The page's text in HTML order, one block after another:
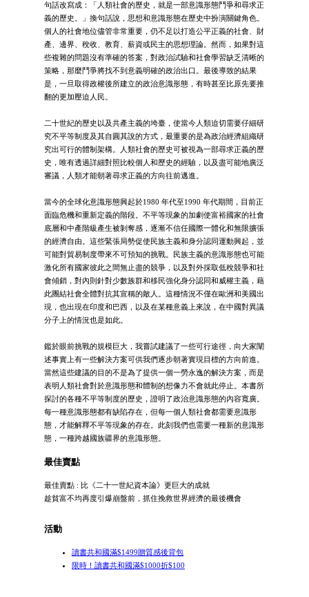
句話改寫成：「人類社會的歷史，就是一部意識形態鬥爭和尋求正
義的歷史。」換句話說，思想和意識形態在歷史中扮演關鍵角色。
個人的社會地位儘管非常重要，仍不足以打造公平正義的社會、財
產、邊界、稅收、教育、薪資或民主的思想理論。然而，如果對這
些複雜的問題沒有準確的答案，對政治試驗和社會學習缺乏清晰的
策略，那麼鬥爭將找不到意義明確的政治出口。最後導致的結果
是，一旦取得政權後所建立的政治意識形態，有時甚至比原先要推
翻的更加壓迫人民。
二十世紀的歷史以及共產主義的垮臺，使當今人類迫切需要仔細研
究不平等制度及其自圓其說的方式，最重要的是為政治經濟組織研
究出可行的體制架構。人類社會的歷史可被視為一部尋求正義的歷
史，唯有透過詳細對照比較個人和歷史的經驗，以及盡可能地廣泛
審議，人類才能朝著尋求正義的方向往前邁進。
當今的全球化意識形態興起於1980 年代至1990 年代期間，目前正
面臨危機和重新定義的階段。不平等現象的加劇使富裕國家的社會
底層和中產階級產生被剝奪感，逐漸不信任國際一體化和無限擴張
的經濟自由。這些緊張局勢促使民族主義和身分認同運動興起，並
可能對貿易制度帶來不可預知的挑戰。民族主義的意識形態也可能
激化所有國家彼此之間無止盡的競爭，以及對外採取低稅競爭和社
會傾銷，對內則針對少數族群和移民強化身分認同和威權主義，藉
此團結社會全體對抗其宣稱的敵人。這種情況不僅在歐洲和美國出
現，也出現在印度和巴西，以及在某種意義上來說，在中國對異議
分子上的情況也是如此。
鑑於眼前挑戰的規模巨大，我嘗試建議了一些可行途徑，向大家闡
述事實上有一些解決方案可供我們逐步朝著實現目標的方向前進。
當然這些建議的目的不是為了提供一個一勞永逸的解決方案，而是
表明人類社會對於意識形態和體制的想像力不會就此停止。本書所
探討的各種不平等制度的歷史，證明了政治意識形態的內容寬廣。
每一種意識形態都有缺陷存在，但每一個人類社會都需要意識形
態，才能解釋不平等現象的存在。此刻我們也需要一種新的意識形
態，一種跨越國族疆界的意識形態。
最佳賣點
最佳賣點 : 比《二十一世紀資本論》更巨大的成就
趁貧富不均再度引爆崩盤前，抓住挽救世界經濟的最後機會
活動
讀書共和國滿$1499贈質感後背包
限時！讀書共和國滿$1000折$100